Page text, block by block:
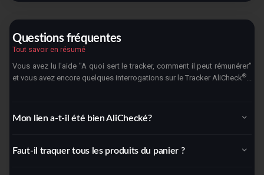
Questions fréquentes
Tout savoir en résumé
Vous avez lu l'aide "A quoi sert le tracker, comment il peut rémunérer"
et vous avez encore quelques interrogations sur le Tracker AliCheck®...
Mon lien a-t-il été bien AliChecké?
Faut-il traquer tous les produits du panier ?